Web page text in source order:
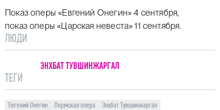
Показ оперы«Евгений Онегин»4 сентября,
показ оперы«Царская невеста»11 сентября.
ЛЮДИ
ЭНХБАТ ТУВШИНЖАРГАЛ
ТЕГИ
Евгений Онегин Пермская опера Энхбат Тувшинжаргал